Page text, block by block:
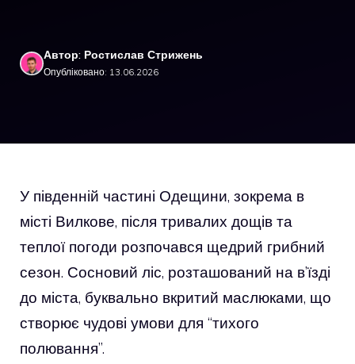
Автор: Ростислав Стрижень
Опубліковано: 13.06.2026
У південній частині Одещини, зокрема в
місті Вилкове, після тривалих дощів та
теплої погоди розпочався щедрий грибний
сезон. Сосновий ліс, розташований на в’їзді
до міста, буквально вкритий маслюками, що
створює чудові умови для “тихого
полювання”.